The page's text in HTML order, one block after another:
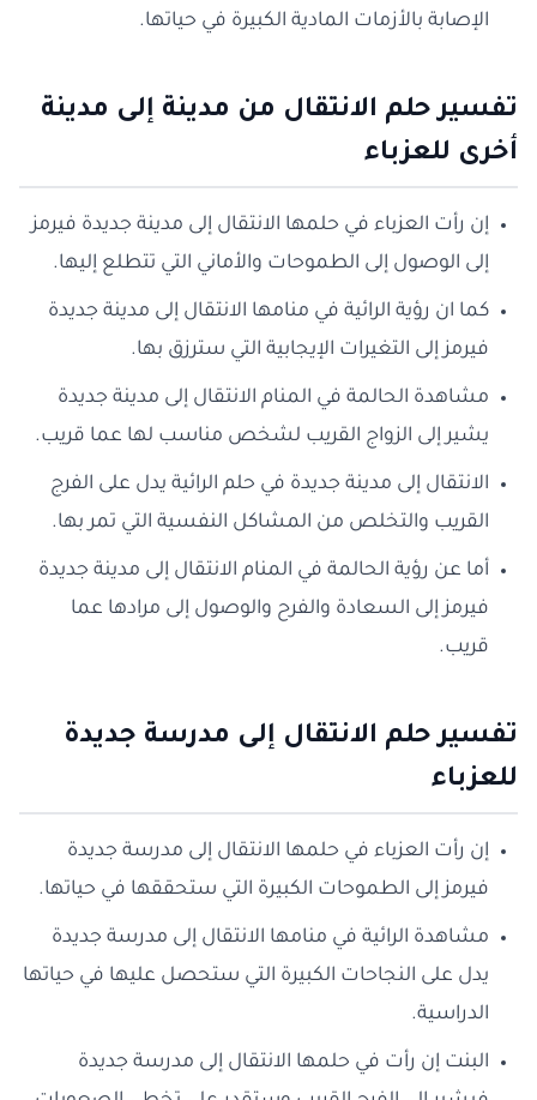
الإصابة بالأزمات المادية الكبيرة في حياتها.
تفسير حلم الانتقال من مدينة إلى مدينة
أخرى للعزباء
إن رأت العزباء في حلمها الانتقال إلى مدينة جديدة فيرمز
إلى الوصول إلى الطموحات والأماني التي تتطلع إليها.
كما ان رؤية الرائية في منامها الانتقال إلى مدينة جديدة
فيرمز إلى التغيرات الإيجابية التي سترزق بها.
مشاهدة الحالمة في المنام الانتقال إلى مدينة جديدة
يشير إلى الزواج القريب لشخص مناسب لها عما قريب.
الانتقال إلى مدينة جديدة في حلم الرائية يدل على الفرج
القريب والتخلص من المشاكل النفسية التي تمر بها.
أما عن رؤية الحالمة في المنام الانتقال إلى مدينة جديدة
فيرمز إلى السعادة والفرح والوصول إلى مرادها عما
قريب.
تفسير حلم الانتقال إلى مدرسة جديدة
للعزباء
إن رأت العزباء في حلمها الانتقال إلى مدرسة جديدة
فيرمز إلى الطموحات الكبيرة التي ستحققها في حياتها.
مشاهدة الرائية في منامها الانتقال إلى مدرسة جديدة
يدل على النجاحات الكبيرة التي ستحصل عليها في حياتها
الدراسية.
البنت إن رأت في حلمها الانتقال إلى مدرسة جديدة